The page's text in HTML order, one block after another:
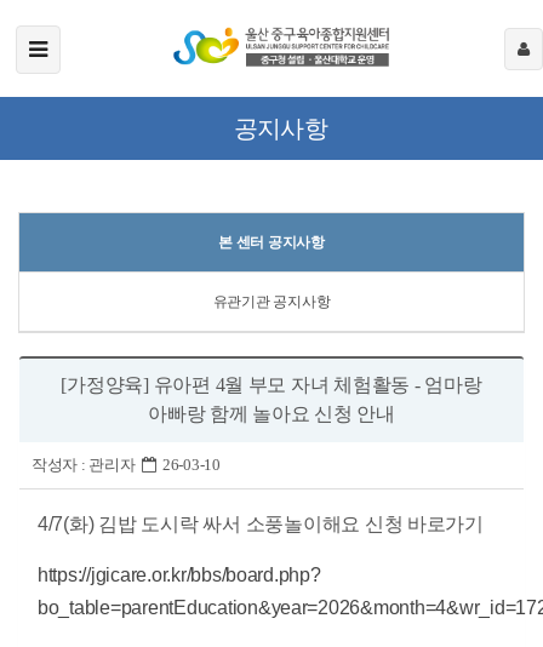
공지사항
본 센터 공지사항
유관기관 공지사항
[가정양육] 유아편 4월 부모 자녀 체험활동 - 엄마랑
아빠랑 함께 놀아요 신청 안내
작성자 : 관리자 26-03-10
4/7(화) 김밥 도시락 싸서 소풍놀이해요 신청 바로가기
https://jgicare.or.kr/bbs/board.php?